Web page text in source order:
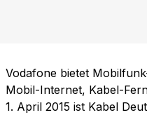
Vodafone bietet
Mobil-Internet, Kabel-
1. April 2015 ist Kabel